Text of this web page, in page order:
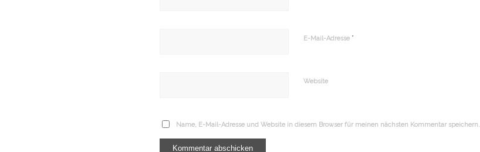
E-Mail-Adresse *
Website
Name, E-Mail-Adresse und Website in diesem Browser für meinen nächsten Kommentar speichern.